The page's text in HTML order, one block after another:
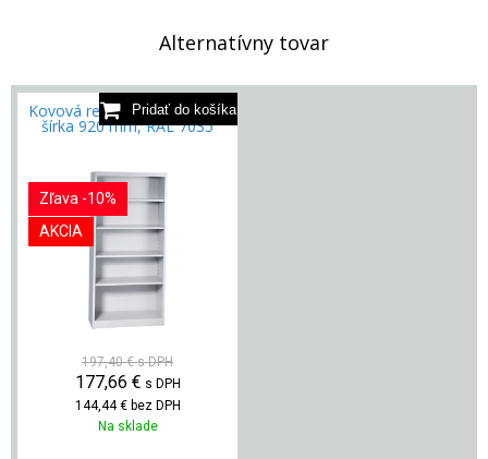
Alternatívny tovar
Kovová regálová skriňa MZ,
šírka 920 mm, RAL 7035
Zľava -10%
AKCIA
197,40 €s DPH
177,66 € s DPH
144,44 € bez DPH
Na sklade